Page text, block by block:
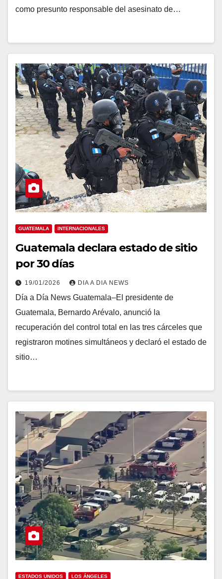
como presunto responsable del asesinato de…
GUATEMALA INTERNACIONALES
Guatemala declara estado de sitio
por 30 días
19/01/2026 DIA A DIA NEWS
Día a Día News Guatemala–El presidente de
Guatemala, Bernardo Arévalo, anunció la
recuperación del control total en las tres cárceles que
registraron motines simultáneos y declaró el estado de
sitio…
ESTADOS UNIDOS LOS ÁNGELES